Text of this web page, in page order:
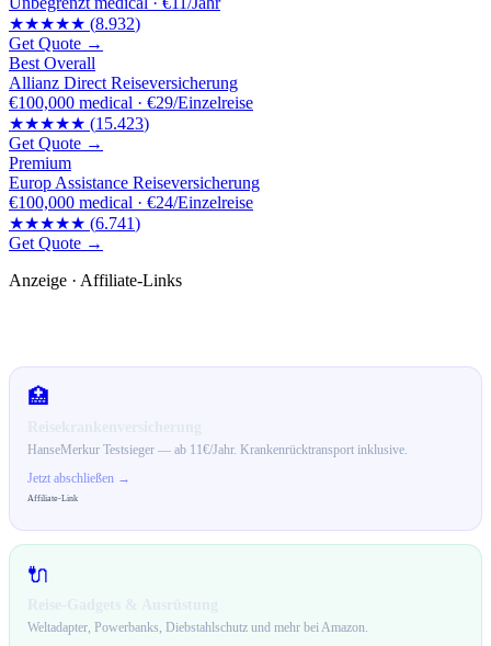
★★★★★ (8.932)
Get Quote →
Best Overall
Allianz Direct Reiseversicherung
€100,000 medical · €29/Einzelreise
★★★★★ (15.423)
Get Quote →
Premium
Europ Assistance Reiseversicherung
€100,000 medical · €24/Einzelreise
★★★★★ (6.741)
Get Quote →
Anzeige · Affiliate-Links
🏥
HanseMerkur Testsieger — ab 11€/Jahr. Krankenrücktransport inklusive.
Jetzt abschließen →
Affiliate-Link
🔌
Weltadapter, Powerbanks, Diebstahlschutz und mehr bei Amazon.